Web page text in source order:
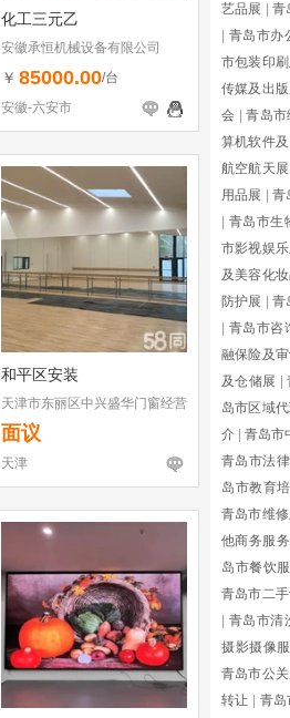
化工三元乙
安徽承恒机械设备有限公司
￥ 85000.00/台
安徽-六安市
和平区安装
天津市东丽区中兴盛华门窗经营
部
面议
天津
艺品展
青
青岛市办
市包装印
传媒及出
会
青岛市
算机软件
航空航天展
用品展
青
青岛市生
市影视娱
及美容化
防护展
青
青岛市咨
融保险及
及仓储展
岛市区域
介
青岛市
青岛市法
岛市教育
青岛市维
他商务服务
岛市餐饮
青岛市二
青岛市清
摄影摄像
青岛市公
转让
青